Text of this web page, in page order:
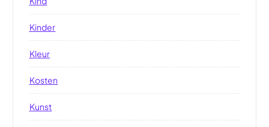
Kinder
Kleur
Kosten
Kunst